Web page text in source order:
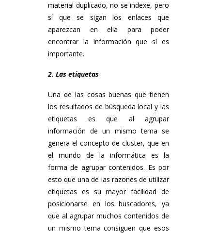
material duplicado, no se indexe, pero
sí que se sigan los enlaces que
aparezcan en ella para poder
encontrar la información que sí es
importante.
2. Las etiquetas
Una de las cosas buenas que tienen
los resultados de búsqueda local y las
etiquetas es que al agrupar
información de un mismo tema se
genera el concepto de cluster, que en
el mundo de la informática es la
forma de agrupar contenidos. Es por
esto que una de las razones de utilizar
etiquetas es su mayor facilidad de
posicionarse en los buscadores, ya
que al agrupar muchos contenidos de
un mismo tema consiguen que esos